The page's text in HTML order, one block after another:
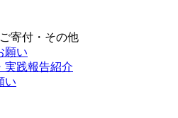
ご寄付・その他
願い
実践報告紹介
い